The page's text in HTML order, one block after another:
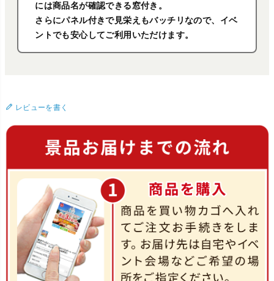
には商品名が確認できる窓付き。
さらにパネル付きで見栄えもバッチリなので、イベ
ントでも安心してご利用いただけます。
レビューを書く